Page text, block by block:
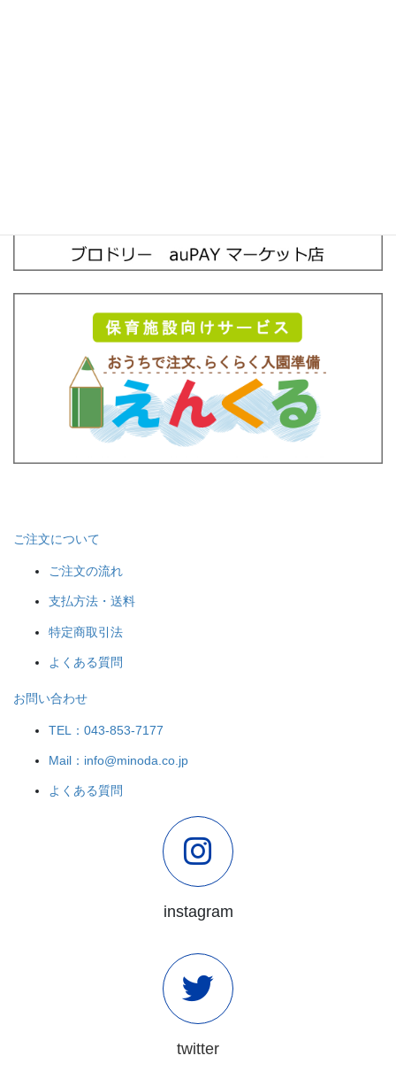
ご注文について
ご注文の流れ
支払方法・送料
特定商取引法
よくある質問
お問い合わせ
TEL：043-853-7177
Mail：info@minoda.co.jp
よくある質問
instagram
twitter